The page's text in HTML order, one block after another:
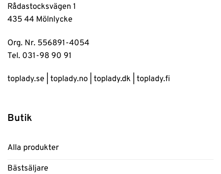
Rådastocksvägen 1
435 44 Mölnlycke
Org. Nr. 556891-4054
Tel. 031-98 90 91
toplady.se toplady.no toplady.dk toplady.fi
Butik
Alla produkter
Bästsäljare